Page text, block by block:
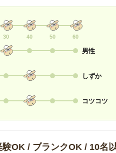
30 40 50 60
男性
しずか
コツコツ
OK / ブランクOK / 10名